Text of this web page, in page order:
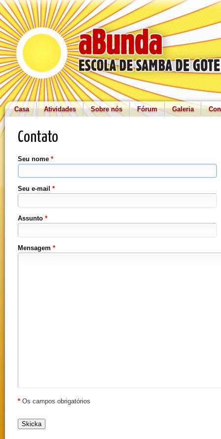
Casa Atividades Sobre nós Fórum Galeria
Contato
Seu nome *
Seu e-mail *
Assunto *
Mensagem *
* Os campos obrigatórios